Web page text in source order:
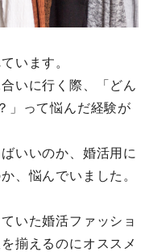
います。
いに行く際、「どん
」って悩んだ経験が
いいのか、婚活用に
、悩んでいました。
いた婚活ファッショ
揃えるのにオススメ